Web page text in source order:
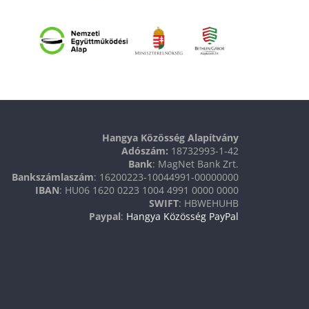
Hangya Közösség Alapítvány
Adószám: 18732993-1-42
Bank: MagNet Bank Zrt.
Bankszámlaszám: 16200223-10044991-00000000
IBAN: HU06 1620 0223 1004 4991 0000 0000
SWIFT: HBWEHUHB
Paypal: Hangya Közösség PayPal